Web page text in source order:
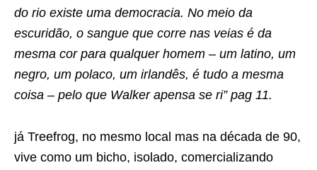
do rio existe uma democracia. No meio da
escuridão, o sangue que corre nas veias é da
mesma cor para qualquer homem – um latino, um
negro, um polaco, um irlandês, é tudo a mesma
coisa – pelo que Walker apensa se ri” pag 11.
já Treefrog, no mesmo local mas na década de 90,
vive como um bicho, isolado, comercializando